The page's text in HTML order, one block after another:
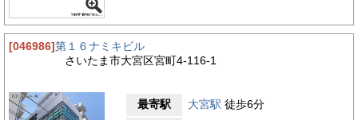
[046986]第１６ナミキビル
さいたま市大宮区宮町4-116-1
最寄駅 大宮駅 徒歩6分